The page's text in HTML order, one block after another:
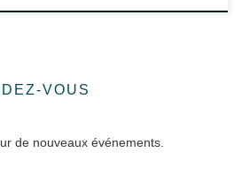
VOUS
de nouveaux événements.